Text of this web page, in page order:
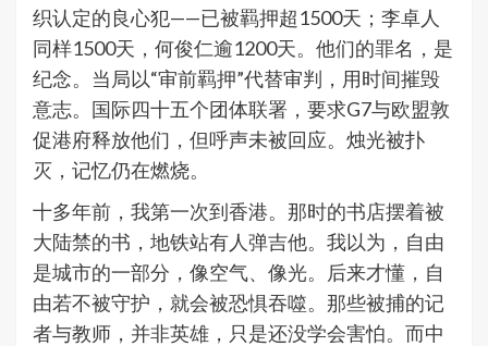
织认定的良心犯——已被羁押超1500天；李卓人
同样1500天，何俊仁逾1200天。他们的罪名，是
纪念。当局以“审前羁押”代替审判，用时间摧毁
意志。国际四十五个团体联署，要求G7与欧盟敦
促港府释放他们，但呼声未被回应。烛光被扑
灭，记忆仍在燃烧。
十多年前，我第一次到香港。那时的书店摆着被
大陆禁的书，地铁站有人弹吉他。我以为，自由
是城市的一部分，像空气、像光。后来才懂，自
由若不被守护，就会被恐惧吞噬。那些被捕的记
者与教师，并非英雄，只是还没学会害怕。而中